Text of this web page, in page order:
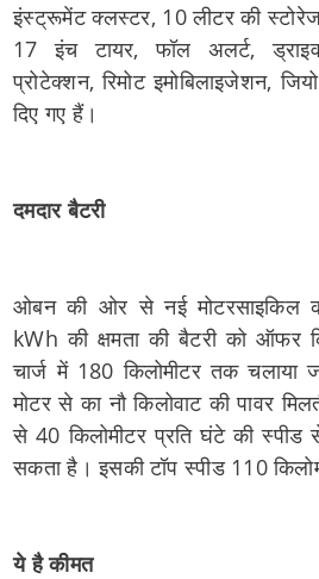
इंस्ट्रूमेंट क्लस्टर, 10 लीटर की
17 इंच टायर, फॉल अलर्ट,
प्रोटेक्शन, रिमोट इमोबिलाइजेशन,
दिए गए हैं।
दमदार बैटरी
ओबन की ओर से नई मोटरसाइकिल
kWh की क्षमता की बैटरी को ऑफर
चार्ज में 180 किलोमीटर तक
मोटर से का नौ किलोवाट की पावर
से 40 किलोमीटर प्रति घंटे की
सकता है। इसकी टॉप स्पीड 110
ये है कीमत